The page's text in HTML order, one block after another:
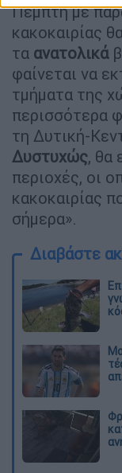
Πέμπτη με
κακοκαιρίας
τα ανατολικά
φαίνεται να
τμήματα της
περισσότερα
τη Δυτική-
Δυστυχώς, θα
περιοχές, οι
κακοκαιρίας
σήμερα».
Διαβάστε